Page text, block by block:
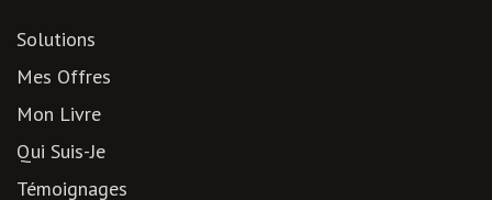
Solutions
Mes Offres
Mon Livre
Qui Suis-Je
Témoignages